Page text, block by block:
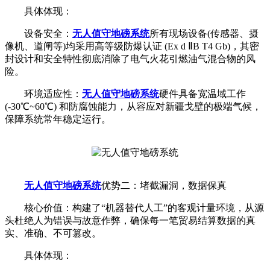
具体体现：
设备安全： 无人值守地磅系统所有现场设备(传感器、摄
像机、道闸等)均采用高等级防爆认证 (Ex d ⅡB T4 Gb)，其密
封设计和安全特性彻底消除了电气火花引燃油气混合物的风
险。
环境适应性： 无人值守地磅系统硬件具备宽温域工作
(-30℃~60℃) 和防腐蚀能力，从容应对新疆戈壁的极端气候，
保障系统常年稳定运行。
无人值守地磅系统优势二：堵截漏洞，数据保真
核心价值：构建了“机器替代人工”的客观计量环境，从源
头杜绝人为错误与故意作弊，确保每一笔贸易结算数据的真
实、准确、不可篡改。
具体体现：